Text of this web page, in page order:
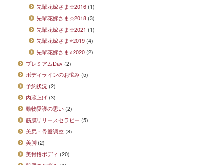
先輩花嫁さま☆2016 (1)
先輩花嫁さま☆2018 (3)
先輩花嫁さま☆2021 (1)
先輩花嫁さま⭐2019 (4)
先輩花嫁さま⭐2020 (2)
プレミアムDay (2)
ボディラインのお悩み (5)
予約状況 (2)
内蔵上げ (3)
動物愛護の思い (2)
筋膜リリースセラピー (5)
美尻・骨盤調整 (8)
美脚 (2)
美骨格ボディ (20)